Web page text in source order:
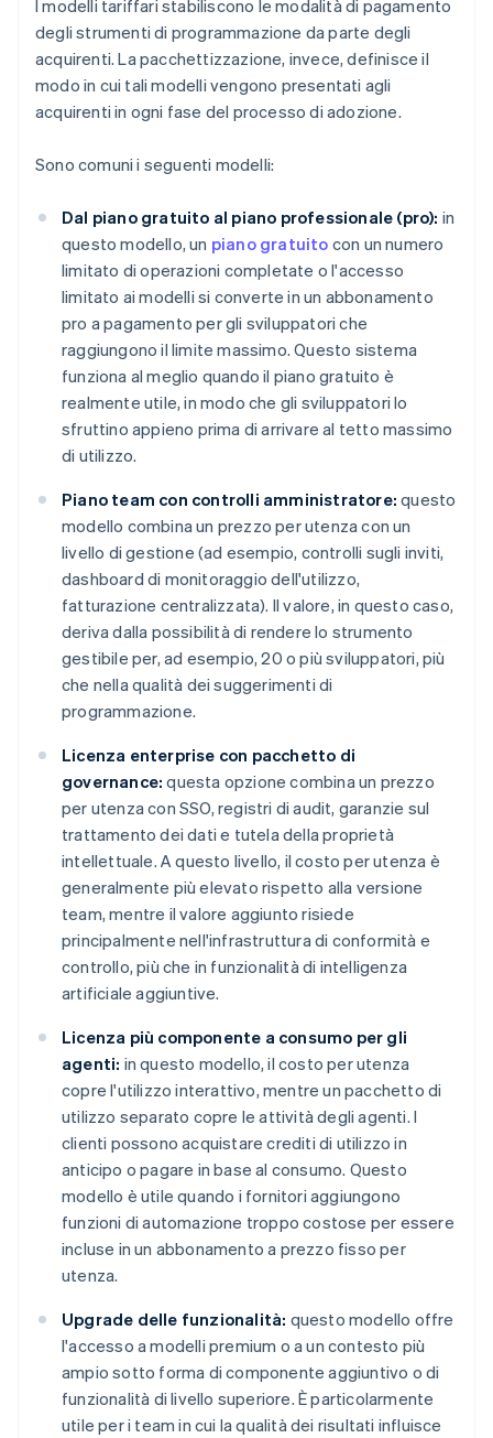
I modelli tariffari stabiliscono le modalità di pagamento
degli strumenti di programmazione da parte degli
acquirenti. La pacchettizzazione, invece, definisce il
modo in cui tali modelli vengono presentati agli
acquirenti in ogni fase del processo di adozione.
Sono comuni i seguenti modelli:
Dal piano gratuito al piano professionale (pro): in
questo modello, un piano gratuito con un numero
limitato di operazioni completate o l'accesso
limitato ai modelli si converte in un abbonamento
pro a pagamento per gli sviluppatori che
raggiungono il limite massimo. Questo sistema
funziona al meglio quando il piano gratuito è
realmente utile, in modo che gli sviluppatori lo
sfruttino appieno prima di arrivare al tetto massimo
di utilizzo.
Piano team con controlli amministratore: questo
modello combina un prezzo per utenza con un
livello di gestione (ad esempio, controlli sugli inviti,
dashboard di monitoraggio dell'utilizzo,
fatturazione centralizzata). Il valore, in questo caso,
deriva dalla possibilità di rendere lo strumento
gestibile per, ad esempio, 20 o più sviluppatori, più
che nella qualità dei suggerimenti di
programmazione.
Licenza enterprise con pacchetto di
governance: questa opzione combina un prezzo
per utenza con SSO, registri di audit, garanzie sul
trattamento dei dati e tutela della proprietà
intellettuale. A questo livello, il costo per utenza è
generalmente più elevato rispetto alla versione
team, mentre il valore aggiunto risiede
principalmente nell'infrastruttura di conformità e
controllo, più che in funzionalità di intelligenza
artificiale aggiuntive.
Licenza più componente a consumo per gli
agenti: in questo modello, il costo per utenza
copre l'utilizzo interattivo, mentre un pacchetto di
utilizzo separato copre le attività degli agenti. I
clienti possono acquistare crediti di utilizzo in
anticipo o pagare in base al consumo. Questo
modello è utile quando i fornitori aggiungono
funzioni di automazione troppo costose per essere
incluse in un abbonamento a prezzo fisso per
utenza.
Upgrade delle funzionalità: questo modello offre
l'accesso a modelli premium o a un contesto più
ampio sotto forma di componente aggiuntivo o di
funzionalità di livello superiore. È particolarmente
utile per i team in cui la qualità dei risultati influisce